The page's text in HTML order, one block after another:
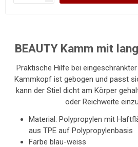
BEAUTY Kamm mit
Praktische Hilfe bei
Kammkopf ist gebogen und passt
kann der Stiel dicht am Körper
oder Reichweite
Material: Polypropylen mit
aus TPE auf Polypropylenbasis
Farbe blau-weiss